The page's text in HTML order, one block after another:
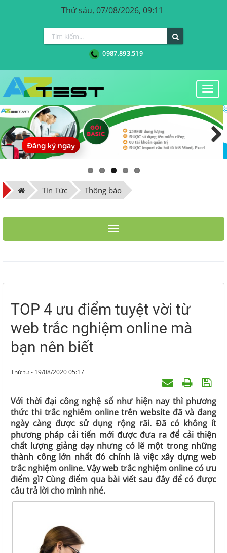
Thứ sáu, 07/08/2026, 09:11
0987.893.519
Đăng ký ngay
Previous Next
Tin Tức Thông báo
Toggle navigation
TOP 4 ưu điểm tuyệt vời từ
web trắc nghiệm online mà
bạn nên biết
Thứ tư - 19/08/2020 05:17
Với thời đại công nghệ số như hiện nay thì phương
thức thi trắc nghiêm online trên website đã và đang
ngày càng được sử dụng rộng rãi. Đã có không ít
phương pháp cải tiến mới được đưa ra để cải thiện
chất lượng giảng dạy nhưng có lẽ một trong những
thành công lớn nhất đó chính là việc xây dựng web
trắc nghiệm online. Vậy web trắc nghiệm online có ưu
điểm gì? Cùng điểm qua bài viết sau đây để có được
câu trả lời cho mình nhé.